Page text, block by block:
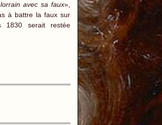
avec sa faux»,
à battre la faux sur
1830 serait restée